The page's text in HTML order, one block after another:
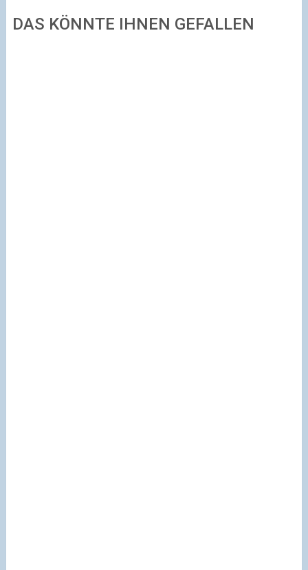
DAS KÖNNTE IHNEN GEFALLEN